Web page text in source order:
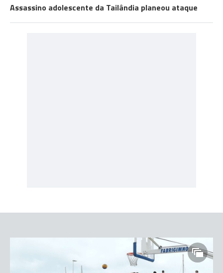
Assassino adolescente da Tailândia planeou ataque